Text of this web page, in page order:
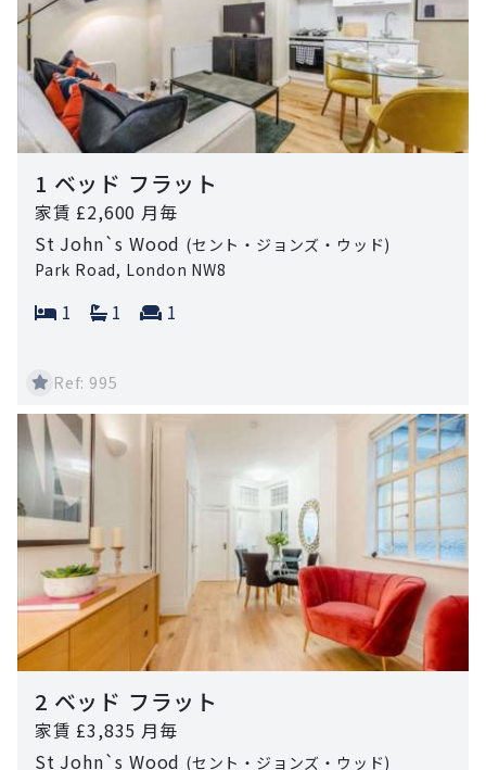
1 ベッド フラット
家賃 £2,600 月毎
St John`s Wood (セント・ジョンズ・ウッド)
Park Road, London NW8
Bedrooms:
1 Bathrooms:
1 Reception rooms:
1
Ref: 995
2 ベッド フラット
家賃 £3,835 月毎
St John`s Wood (セント・ジョンズ・ウッド)